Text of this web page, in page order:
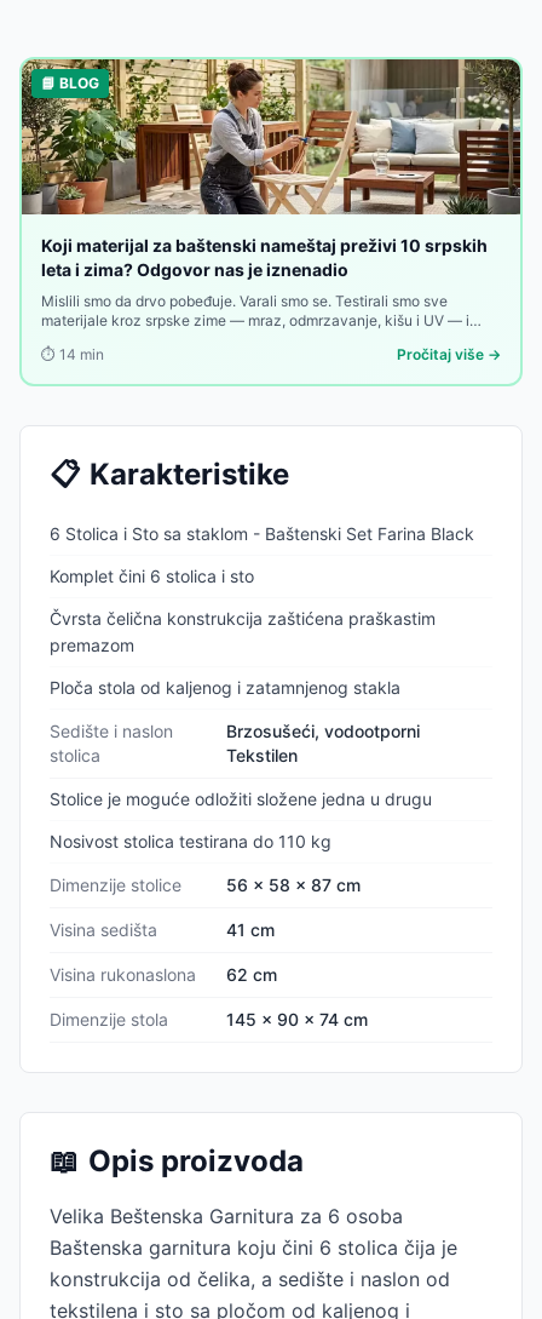
📘 BLOG
Koji materijal za baštenski nameštaj preživi 10 srpskih
leta i zima? Odgovor nas je iznenadio
Mislili smo da drvo pobeđuje. Varali smo se. Testirali smo sve
materijale kroz srpske zime — mraz, odmrzavanje, kišu i UV — i
sledeću kupovinu.
⏱️ 14 min Pročitaj više →
📋 Karakteristike
6 Stolica i Sto sa staklom - Baštenski Set Farina Black
Komplet čini 6 stolica i sto
Čvrsta čelična konstrukcija zaštićena praškastim
premazom
Ploča stola od kaljenog i zatamnjenog stakla
Sedište i naslon
stolica
Brzosušeći, vodootporni
Tekstilen
Stolice je moguće odložiti složene jedna u drugu
Nosivost stolica testirana do 110 kg
Dimenzije stolice 56 x 58 x 87 cm
Visina sedišta 41 cm
Visina rukonaslona 62 cm
Dimenzije stola 145 x 90 x 74 cm
📖 Opis proizvoda
Velika Beštenska Garnitura za 6 osoba
Baštenska garnitura koju čini 6 stolica čija je
konstrukcija od čelika, a sedište i naslon od
tekstilena i sto sa pločom od kaljenog i